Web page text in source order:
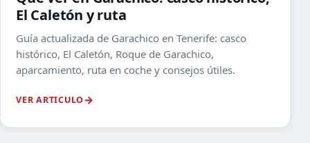
El Caletón y ruta
Guía actualizada de Garachico en Tenerife: casco
histórico, El Caletón, Roque de Garachico,
aparcamiento, ruta en coche y consejos útiles.
VER ARTICULO